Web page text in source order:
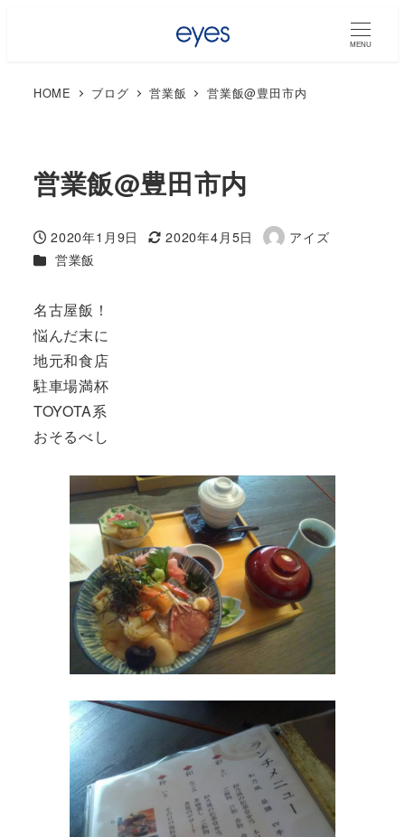
MENU
HOME ブログ 営業飯 営業飯@豊田市内
営業飯@豊田市内
投稿日
2020年1月9日
更新日
2020年4月5日
著
アイズ
カテゴリー
営業飯
名古屋飯！
悩んだ末に
地元和食店
駐車場満杯
TOYOTA系
おそるべし